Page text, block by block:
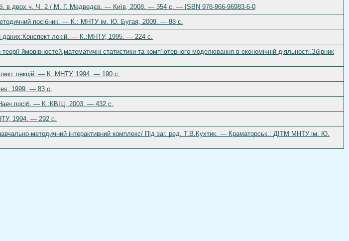
в двох ч. Ч. 2 / М. Г. Медведєв. — Київ, 2008. — 354 с. — ISBN 978-966-96983-6-0
посібник. — К.: МНТУ ім. Ю. Бугая, 2009. — 88 c.
даних:Конспект лекій. — К.:МНТУ, 1995. — 224 c.
ймовірностей,математичні статистики та комп’ютерного моделювання в економічній діяльності.Збірник
лекцій. — К.:МНТУ, 1994. — 190 c.
1999. — 83 c.
— К.:КВІЦ, 2003. — 432 c.
1994. — 292 c.
методичний інтерактивний комплекс/ Під заг. ред. Т.В.Кухтик. — Краматорськ.: ДІТМ МНТУ ім. Ю.